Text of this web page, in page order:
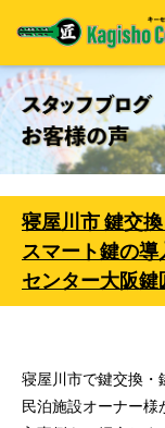
寝屋川市 鍵交
スマート鍵の
センター大阪鍵
寝屋川市で鍵交換・
民泊施設オーナー